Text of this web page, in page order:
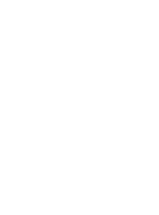
форму. В течение
Наш менеджер
время доставки